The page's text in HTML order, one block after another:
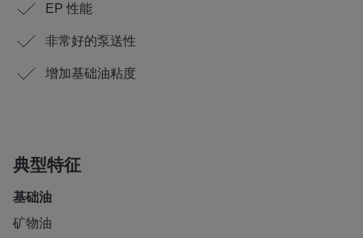
EP 性能
非常好的泵送性
增加基础油粘度
典型特征
基础油
矿物油